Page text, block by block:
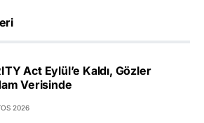
Act Eylül’e Kaldı, Gözler
Verisinde
2026